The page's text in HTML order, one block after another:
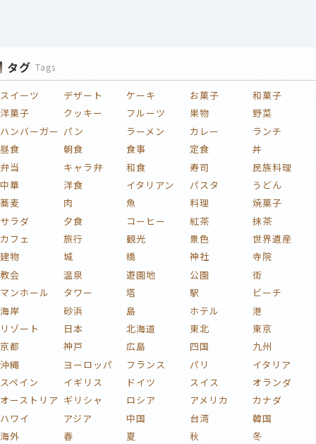
タグ Tags
スイーツ デザート ケーキ お菓子
和菓子
洋菓子
クッキー フルーツ 果物
野菜
ハンバーガー パン ラーメン カレー
ランチ
昼食
朝食 食事 定食
丼
弁当
キャラ弁 和食 寿司
民族料理
中華
洋食 イタリアン パスタ
うどん
蕎麦
肉 魚 料理
焼菓子
サラダ
夕食 コーヒー 紅茶
抹茶
カフェ
旅行 観光 景色
世界遺産
建物
城 橋 神社
寺院
教会
温泉 遊園地 公園
街
マンホール
タワー 塔 駅
ビーチ
海岸
砂浜 島 ホテル
港
リゾート
日本 北海道 東北
東京
京都
神戸 広島 四国
九州
沖縄
ヨーロッパ フランス パリ
イタリア
スペイン
イギリス ドイツ スイス
オランダ
オーストリア ギリシャ ロシア アメリカ
カナダ
ハワイ
アジア 中国 台湾
韓国
海外
春 夏 秋
冬